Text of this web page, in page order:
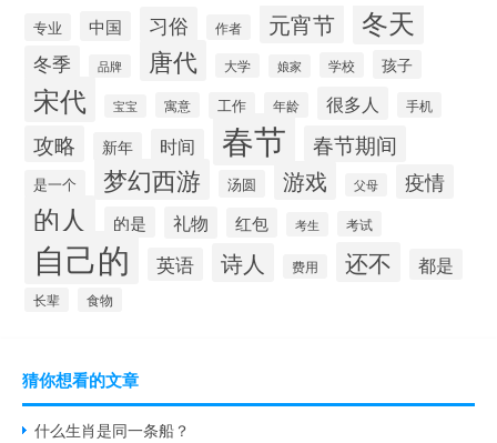
专业 中国 习俗 作者 元宵节 冬天
冬季 品牌 唐代 大学 娘家 学校 孩子
宋代 宝宝 寓意 工作 年龄 很多人 手机
攻略 新年 时间 春节 春节期间
是一个 梦幻西游 汤圆 游戏 父母 疫情
的人 的是 礼物 红包 考生 考试
自己的 英语 诗人 费用 还不 都是
长辈 食物
猜你想看的文章
什么生肖是同一条船？